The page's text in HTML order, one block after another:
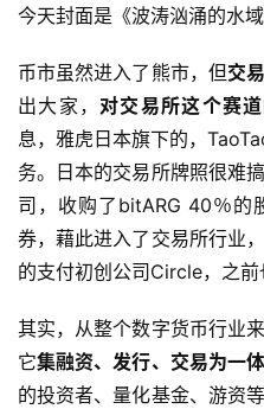
今天封面是《波涛汹涌的水域
币市虽然进入了熊市，但交
出大家， 对交易所这个赛
息，雅虎日本旗下的，
务。日本的交易所牌照很难
司，收购了bitARG 40％的
券，藉此进入了交易所行业
的支付初创公司Circle，之前
其实，从整个数字货币行业
它集融资、发行、交易为一体
的投资者、量化基金、游资